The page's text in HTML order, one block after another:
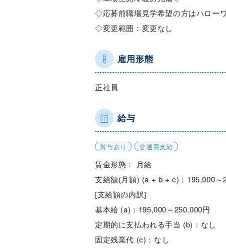
◇応募前職場見学希望の方はハロー
◇変更範囲：変更なし
雇用形態
正社員
給与
賞与あり 交通費支給
賃金形態： 月給
支給額(月額) (a + b + c)：195,000～
[支給額の内訳]
基本給 (a)：195,000～250,000円
定期的に支払われる手当 (b)：なし
固定残業代 (c)：なし